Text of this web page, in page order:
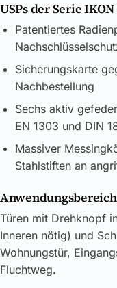
USPs der Serie
Patentiertes
Sicherungskarte
Nachbestellung
Sechs aktiv
EN 1303 und DIN
Massiver
Stahlstiften an
Türen mit Drehknopf
Inneren nötig) und
Wohnungstür,
Fluchtweg.